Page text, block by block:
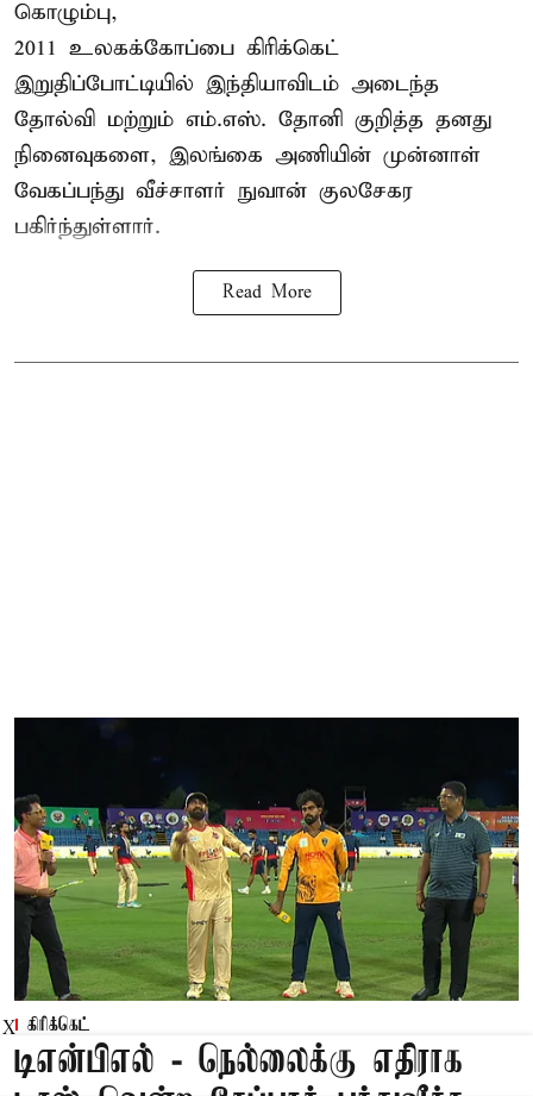
கொழும்பு,
2011 உலகக்கோப்பை கிரிக்கெட்
இறுதிப்போட்டியில் இந்தியாவிடம் அடைந்த
தோல்வி மற்றும் எம்.எஸ். தோனி குறித்த தனது
நினைவுகளை, இலங்கை அணியின் முன்னாள்
வேகப்பந்து வீச்சாளர் நுவான் குலசேகர
பகிர்ந்துள்ளார்.
Read More
கிரிக்கெட்
டிஎன்பிஎல் - நெல்லைக்கு எதிராக
X